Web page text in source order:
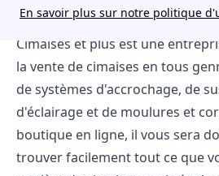
En savoir plus sur notre politique
Cimaises et plus est une
la vente de cimaises en tous
de systèmes d'accrochage, de
d'éclairage et de moulures et
boutique en ligne, il vous sera
trouver facilement tout ce que